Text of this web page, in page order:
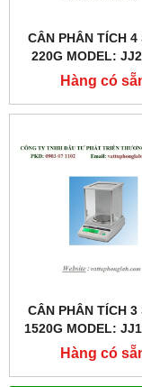
CÂN PHÂN TÍCH 4
220G MODEL:
Hàng có
CÂN PHÂN TÍCH 3
1520G MODEL:
Hàng có